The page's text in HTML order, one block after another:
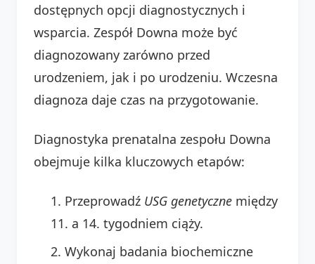
dostępnych opcji diagnostycznych i
wsparcia. Zespół Downa może być
diagnozowany zarówno przed
urodzeniem, jak i po urodzeniu. Wczesna
diagnoza daje czas na przygotowanie.
Diagnostyka prenatalna zespołu Downa
obejmuje kilka kluczowych etapów:
Przeprowadź USG genetyczne między
11. a 14. tygodniem ciąży.
Wykonaj badania biochemiczne